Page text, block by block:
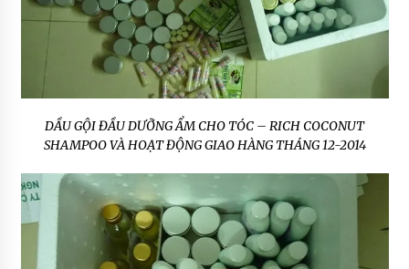
DẦU GỘI ĐẦU DƯỠNG ẨM CHO TÓC – RICH COCONUT
SHAMPOO VÀ HOẠT ĐỘNG GIAO HÀNG THÁNG 12-2014